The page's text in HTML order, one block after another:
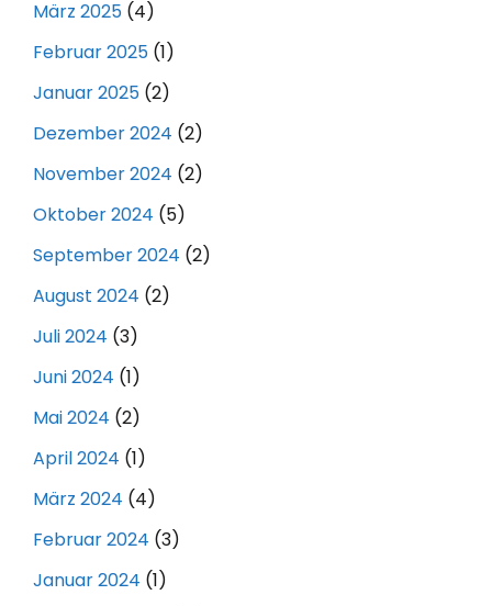
März 2025 (4)
Februar 2025 (1)
Januar 2025 (2)
Dezember 2024 (2)
November 2024 (2)
Oktober 2024 (5)
September 2024 (2)
August 2024 (2)
Juli 2024 (3)
Juni 2024 (1)
Mai 2024 (2)
April 2024 (1)
März 2024 (4)
Februar 2024 (3)
Januar 2024 (1)